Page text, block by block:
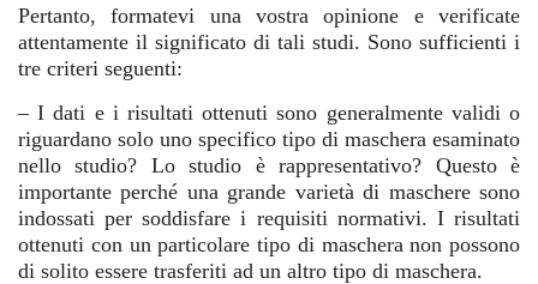
Pertanto, formatevi una vostra opinione e verificate
attentamente il significato di tali studi. Sono sufficienti i
tre criteri seguenti:
– I dati e i risultati ottenuti sono generalmente validi o
riguardano solo uno specifico tipo di maschera esaminato
nello studio? Lo studio è rappresentativo? Questo è
importante perché una grande varietà di maschere sono
indossati per soddisfare i requisiti normativi. I risultati
ottenuti con un particolare tipo di maschera non possono
di solito essere trasferiti ad un altro tipo di maschera.